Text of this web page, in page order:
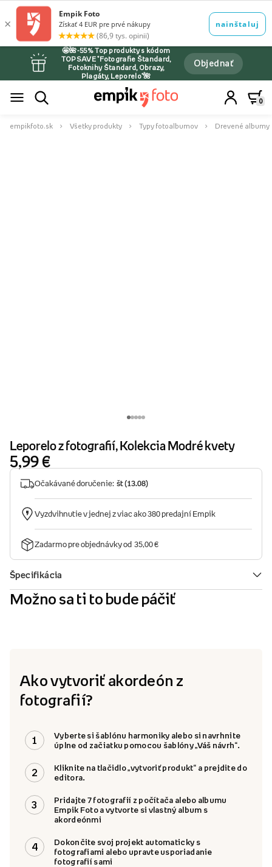
🤩🌺-55% Top produkty s kódom
TOPSAVE *Fotografie Štandard,
Fotoknihy Štandard, Obrazy,
Plagáty, Leporelo*🌺
Objednať
0
empikfoto.sk Všetky produkty Typy fotoalbumov Drevené albumy
Možno sa ti to bude páčiť
Ako vytvoriť akordeón z
fotografií?
1
Vyberte si šablónu harmoniky alebo si navrhnite
úplne od začiatku pomocou šablóny „Váš návrh“.
2
Kliknite na tlačidlo „vytvoriť produkt“ a prejdite do
editora.
3
Pridajte 7 fotografií z počítača alebo albumu
Empik Foto a vytvorte si vlastný album s
akordeónmi
4
Dokončite svoj projekt automaticky s
fotografiami alebo upravte usporiadanie
fotografií sami